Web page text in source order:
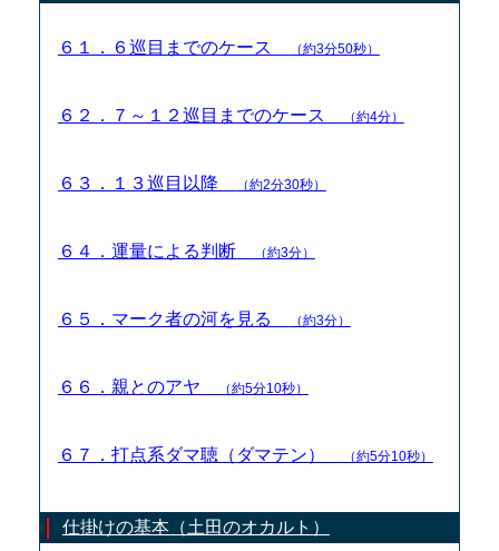
６１．６巡目までのケース （約3分50秒）
６２．７～１２巡目までのケース （約4分）
６３．１３巡目以降 （約2分30秒）
６４．運量による判断 （約3分）
６５．マーク者の河を見る （約3分）
６６．親とのアヤ （約5分10秒）
６７．打点系ダマ聴（ダマテン） （約5分10秒）
仕掛けの基本（土田のオカルト）